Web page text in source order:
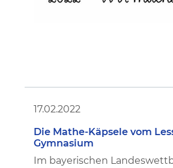
17.02.2022
Die Mathe-Käpsele vom
Gymnasium
Im bayerischen